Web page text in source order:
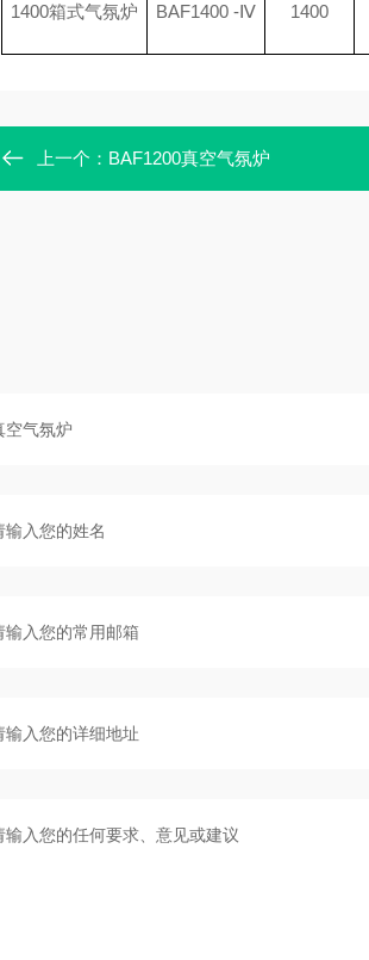
1400箱式气氛炉 BAF1400 -Ⅳ 1400
上一个： BAF1200真空气氛炉